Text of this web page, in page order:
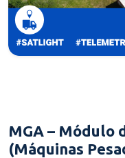
MGA – Módulo
(Máquinas